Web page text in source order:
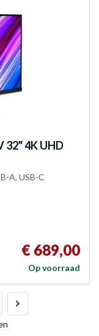
32" 4K UHD
A, USB-C
€ 689,00
Op voorraad